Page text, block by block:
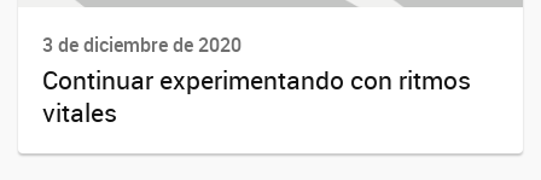
3 de diciembre de 2020
Continuar experimentando con ritmos
vitales